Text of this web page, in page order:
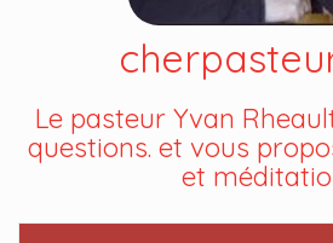
Le pasteur Yvan
questions. et vous
et